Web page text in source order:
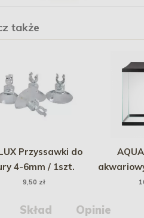
także
Przyssawki do
4-6mm / 1szt.
9,50 zł
-
Skład Opinie